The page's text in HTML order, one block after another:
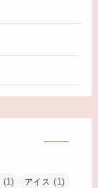
(1) アイス (1)